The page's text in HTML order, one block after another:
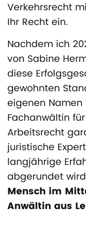
Verkehrsrecht
Ihr Recht ein.
Nachdem ich
von Sabine
diese
gewohnten
eigenen
Fachanwältin
Arbeitsrecht
juristische
langjährige
abgerundet
Mensch im
Anwältin aus